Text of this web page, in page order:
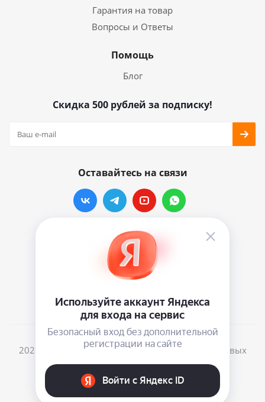
Гарантия на товар
Вопросы и Ответы
Помощь
Блог
Скидка 500 рублей за подписку!
Оставайтесь на связи
Наши контакты
info@vinylmarkt.ru
2026 © Винилмаркт - интернет-магазин виниловых
пластинок